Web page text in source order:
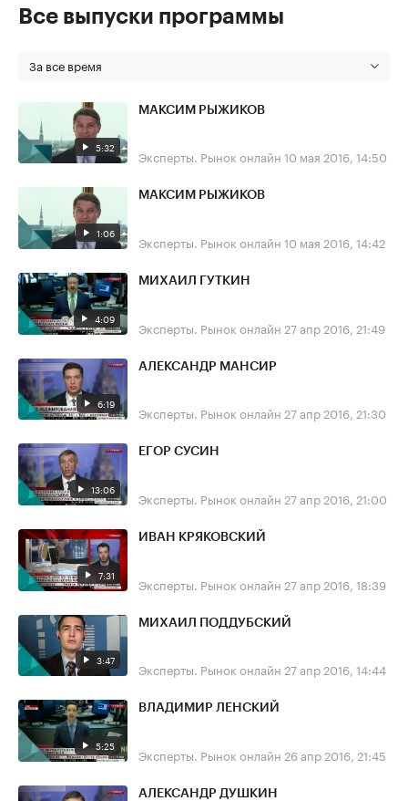
Все выпуски программы
За все время
5:32
МАКСИМ РЫЖИКОВ
Эксперты. Рынок онлайн 10 мая 2016, 14:50
1:06
МАКСИМ РЫЖИКОВ
Эксперты. Рынок онлайн 10 мая 2016, 14:42
4:09
МИХАИЛ ГУТКИН
Эксперты. Рынок онлайн 27 апр 2016, 21:49
6:19
АЛЕКСАНДР МАНСИР
Эксперты. Рынок онлайн 27 апр 2016, 21:30
13:06
ЕГОР СУСИН
Эксперты. Рынок онлайн 27 апр 2016, 21:00
7:31
ИВАН КРЯКОВСКИЙ
Эксперты. Рынок онлайн 27 апр 2016, 18:39
3:47
МИХАИЛ ПОДДУБСКИЙ
Эксперты. Рынок онлайн 27 апр 2016, 14:44
5:25
ВЛАДИМИР ЛЕНСКИЙ
Эксперты. Рынок онлайн 26 апр 2016, 21:45
АЛЕКСАНДР ДУШКИН